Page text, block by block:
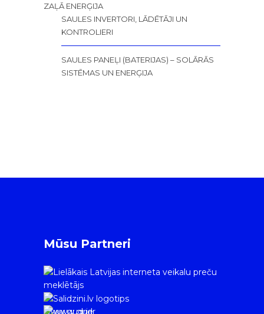
ZAĻĀ ENERĢIJA
SAULES INVERTORI, LĀDĒTĀJI UN
KONTROLIERI
SAULES PANEĻI (BATERIJAS) – SOLĀRĀS
SISTĒMAS UN ENERĢIJA
Mūsu Partneri
www.gudrie